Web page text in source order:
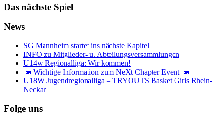
Das nächste Spiel
News
SG Mannheim startet ins nächste Kapitel
INFO zu Mitglieder- u. Abteilungsversammlungen
U14w Regionalliga: Wir kommen!
📣 Wichtige Information zum NeXt Chapter Event 📣
U18W Jugendregionalliga – TRYOUTS Basket Girls Rhein-
Neckar
Folge uns